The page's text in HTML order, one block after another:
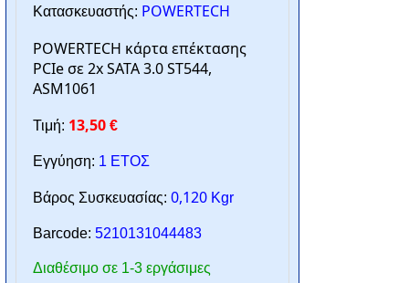
Κατασκευαστής: POWERTECH
POWERTECH κάρτα επέκτασης
PCIe σε 2x SATA 3.0 ST544,
ASM1061
Τιμή: 13,50 €
Εγγύηση: 1 ΕΤΟΣ
Βάρος Συσκευασίας: 0,120 Kgr
Barcode: 5210131044483
Διαθέσιμο σε 1-3 εργάσιμες